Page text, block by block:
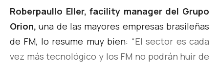
Roberpaullo Eller, facility manager del Grupo
Orion, una de las mayores empresas brasileñas
de FM, lo resume muy bien: “El sector es cada
vez más tecnológico y los FM no podrán huir de